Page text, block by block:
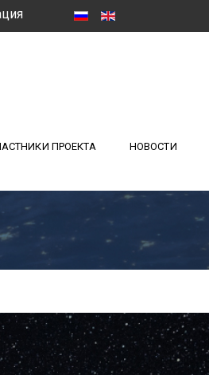
ПРОЕКТА НОВОСТИ